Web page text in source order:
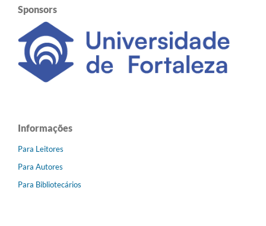
Sponsors
Informações
Para Leitores
Para Autores
Para Bibliotecários